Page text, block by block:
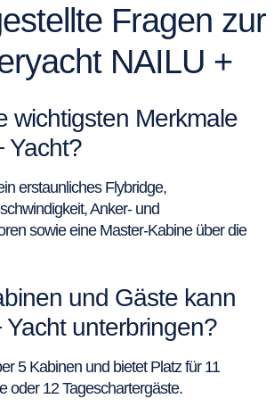
Fragen zur
NAILU +
wichtigsten Merkmale
Yacht?
erstaunliches Flybridge,
Anker- und
sowie eine Master-Kabine über die
und Gäste kann
Yacht unterbringen?
5 Kabinen und bietet Platz für 11
oder 12 Tageschartergäste.